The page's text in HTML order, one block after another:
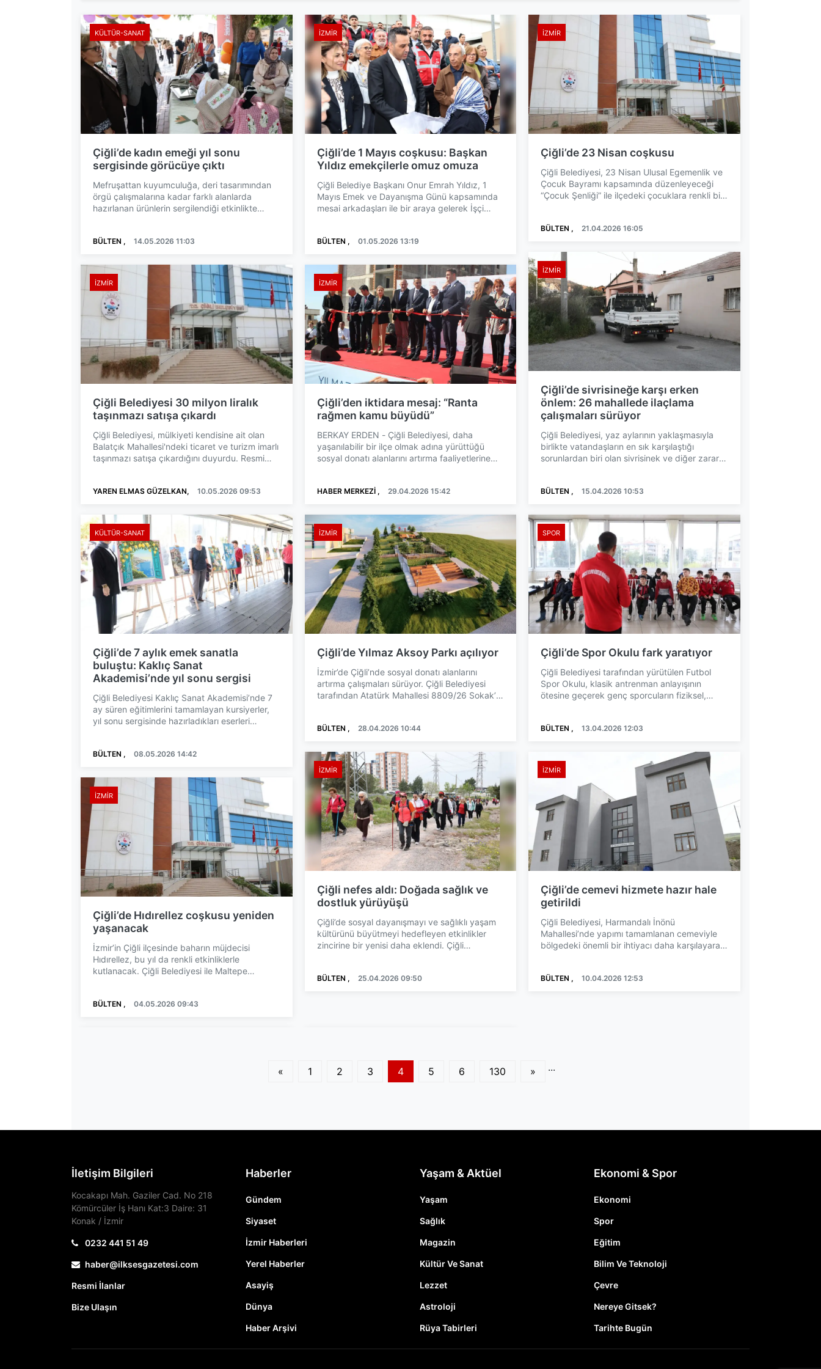
KÜLTÜR-SANAT
Çiğli’de kadın emeği yıl sonu
sergisinde görücüye çıktı
Mefruşattan kuyumculuğa, deri tasarımından
örgü çalışmalarına kadar farklı alanlarda
hazırlanan ürünlerin sergilendiği etkinlikte
BÜLTEN , 14.05.2026 11:03
İZMIR
Çiğli Belediyesi 30 milyon liralık
taşınmazı satışa çıkardı
Çiğli Belediyesi, mülkiyeti kendisine ait olan
Balatçık Mahallesi'ndeki ticaret ve turizm imarlı
taşınmazı satışa çıkardığını duyurdu. Resmi
YAREN ELMAS GÜZELKAN, 10.05.2026 09:53
KÜLTÜR-SANAT
Çiğli’de 7 aylık emek sanatla
buluştu: Kaklıç Sanat
Akademisi’nde yıl sonu sergisi
Çiğli Belediyesi Kaklıç Sanat Akademisi’nde 7
ay süren eğitimlerini tamamlayan kursiyerler,
yıl sonu sergisinde hazırladıkları eserleri
BÜLTEN , 08.05.2026 14:42
İZMIR
Çiğli’de Hıdırellez coşkusu yeniden
yaşanacak
İzmir’in Çiğli ilçesinde baharın müjdecisi
Hıdırellez, bu yıl da renkli etkinliklerle
kutlanacak. Çiğli Belediyesi ile Maltepe
BÜLTEN , 04.05.2026 09:43
İZMIR
Çiğli’de 1 Mayıs coşkusu: Başkan
Yıldız emekçilerle omuz omuza
Çiğli Belediye Başkanı Onur Emrah Yıldız, 1
Mayıs Emek ve Dayanışma Günü kapsamında
mesai arkadaşları ile bir araya gelerek İşçi
BÜLTEN , 01.05.2026 13:19
İZMIR
Çiğli’den iktidara mesaj: “Ranta
rağmen kamu büyüdü”
BERKAY ERDEN - Çiğli Belediyesi, daha
yaşanılabilir bir ilçe olmak adına yürüttüğü
sosyal donatı alanlarını artırma faaliyetlerine
HABER MERKEZİ , 29.04.2026 15:42
İZMIR
Çiğli’de Yılmaz Aksoy Parkı açılıyor
İzmir’de Çiğli’nde sosyal donatı alanlarını
artırma çalışmaları sürüyor. Çiğli Belediyesi
tarafından Atatürk Mahallesi 8809/26 Sokak’ta
BÜLTEN , 28.04.2026 10:44
İZMIR
Çiğli nefes aldı: Doğada sağlık ve
dostluk yürüyüşü
Çiğli’de sosyal dayanışmayı ve sağlıklı yaşam
kültürünü büyütmeyi hedefleyen etkinlikler
zincirine bir yenisi daha eklendi. Çiğli
BÜLTEN , 25.04.2026 09:50
İZMIR
Çiğli’de 23 Nisan coşkusu
Çiğli Belediyesi, 23 Nisan Ulusal Egemenlik ve
Çocuk Bayramı kapsamında düzenleyeceği
“Çocuk Şenliği” ile ilçedeki çocuklara renkli bir
BÜLTEN , 21.04.2026 16:05
İZMIR
Çiğli’de sivrisineğe karşı erken
önlem: 26 mahallede ilaçlama
çalışmaları sürüyor
Çiğli Belediyesi, yaz aylarının yaklaşmasıyla
birlikte vatandaşların en sık karşılaştığı
sorunlardan biri olan sivrisinek ve diğer zararlı
BÜLTEN , 15.04.2026 10:53
SPOR
Çiğli’de Spor Okulu fark yaratıyor
Çiğli Belediyesi tarafından yürütülen Futbol
Spor Okulu, klasik antrenman anlayışının
ötesine geçerek genç sporcuların fiziksel,
BÜLTEN , 13.04.2026 12:03
İZMIR
Çiğli’de cemevi hizmete hazır hale
getirildi
Çiğli Belediyesi, Harmandalı İnönü
Mahallesi’nde yapımı tamamlanan cemeviyle
bölgedeki önemli bir ihtiyacı daha karşılayarak
BÜLTEN , 10.04.2026 12:53
« 1 2 3 4 5 6 ...
130 »
İletişim Bilgileri
Kocakapı Mah. Gaziler Cad. No 218
Kömürcüler İş Hanı Kat:3 Daire: 31
Konak / İzmir
0232 441 51 49
haber@ilksesgazetesi.com
Resmi İlanlar
Bize Ulaşın
Haberler
Gündem
Siyaset
İzmir Haberleri
Yerel Haberler
Asayiş
Dünya
Haber Arşivi
Yaşam & Aktüel
Yaşam
Sağlık
Magazin
Kültür Ve Sanat
Lezzet
Astroloji
Rüya Tabirleri
Ekonomi & Spor
Ekonomi
Spor
Eğitim
Bilim Ve Teknoloji
Çevre
Nereye Gitsek?
Tarihte Bugün